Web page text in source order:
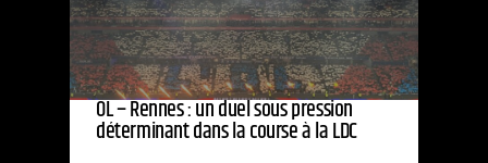
OL – Rennes : un duel sous pression
déterminant dans la course à la LDC